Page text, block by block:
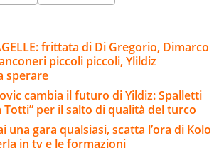
frittata di Di Gregorio, Dimarco
piccoli piccoli, Ylildiz
sperare
cambia il futuro di Yildiz: Spalletti
Totti” per il salto di qualità del turco
una gara qualsiasi, scatta l’ora di Kolo
in tv e le formazioni